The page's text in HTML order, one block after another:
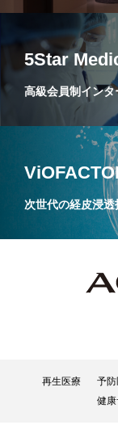
5Star
高級会員制イン
次世代の経皮浸
再生医療 予
健康